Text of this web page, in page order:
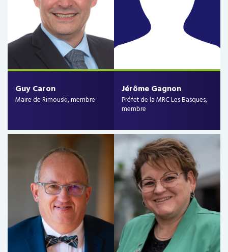
Guy Caron
Maire de Rimouski, membre
Jérôme Gagnon
Préfet de la MRC Les Basques,
membre